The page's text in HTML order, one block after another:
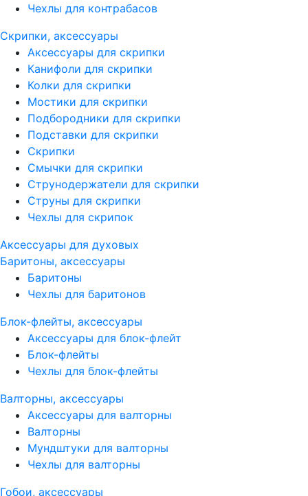
Чехлы для контрабасов
Скрипки, аксессуары
Аксессуары для скрипки
Канифоли для скрипки
Колки для скрипки
Мостики для скрипки
Подбородники для скрипки
Подставки для скрипки
Скрипки
Смычки для скрипки
Струнодержатели для скрипки
Струны для скрипки
Чехлы для скрипок
Аксессуары для духовых
Баритоны, аксессуары
Баритоны
Чехлы для баритонов
Блок-флейты, аксессуары
Аксессуары для блок-флейт
Блок-флейты
Чехлы для блок-флейты
Валторны, аксессуары
Аксессуары для валторны
Валторны
Мундштуки для валторны
Чехлы для валторны
Гобои, аксессуары